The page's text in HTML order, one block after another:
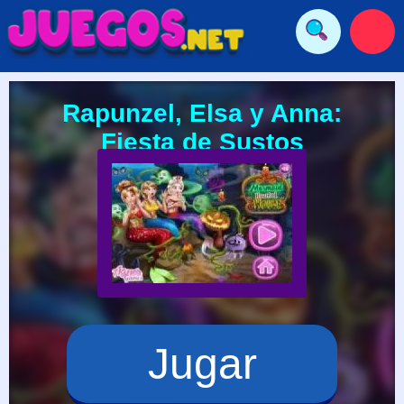
Rapunzel, Elsa y Anna:
Fiesta de Sustos
Jugar